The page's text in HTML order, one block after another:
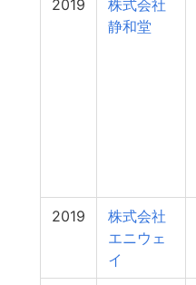
2019
株式会社
静和堂
2019
株式会社
エニウェ
イ